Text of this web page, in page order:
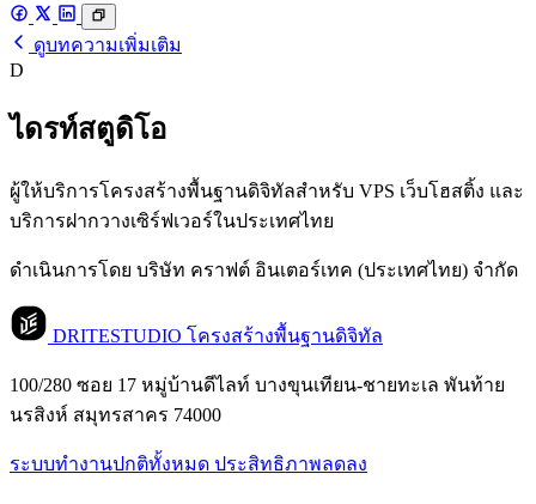
ดูบทความเพิ่มเติม
D
ไดรท์สตูดิโอ
ผู้ให้บริการโครงสร้างพื้นฐานดิจิทัลสำหรับ VPS เว็บโฮสติ้ง และ
บริการฝากวางเซิร์ฟเวอร์ในประเทศไทย
ดำเนินการโดย บริษัท คราฟต์ อินเตอร์เทค (ประเทศไทย) จำกัด
DRITESTUDIO โครงสร้างพื้นฐานดิจิทัล
100/280 ซอย 17 หมู่บ้านดีไลท์ บางขุนเทียน-ชายทะเล พันท้าย
นรสิงห์ สมุทรสาคร 74000
ระบบทำงานปกติทั้งหมด ประสิทธิภาพลดลง